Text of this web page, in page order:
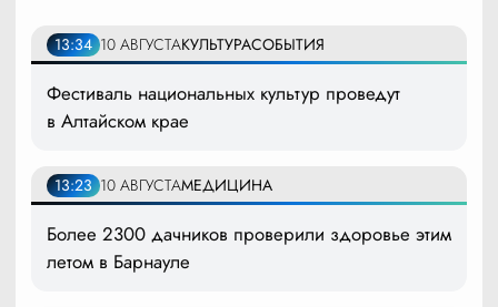
13:34 10 АВГУСТАКУЛЬТУРАСОБЫТИЯ
Фестиваль национальных культур проведут
в Алтайском крае
13:23 10 АВГУСТАМЕДИЦИНА
Более 2300 дачников проверили здоровье этим
летом в Барнауле